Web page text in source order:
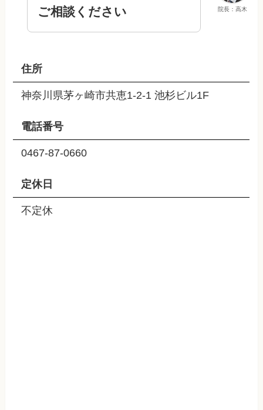
院長：高木
ご相談ください
住所
神奈川県茅ヶ崎市共恵1-2-1 池杉ビル1F
電話番号
0467-87-0660
定休日
不定休